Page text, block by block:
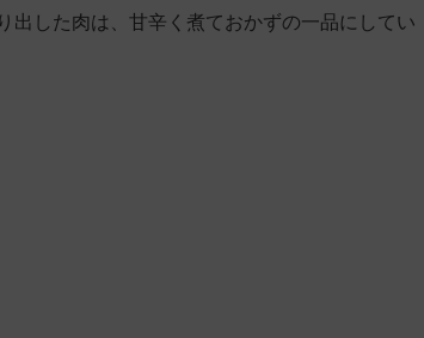
出した肉は、甘辛く煮ておかずの一品にしてい